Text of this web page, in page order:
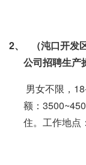
2、
（沌口开
公司招聘生产
男女不限，
额：
住。工作地点